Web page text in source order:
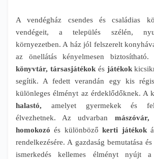
A vendégház csendes és családias
vendégeit, a település szélén,
környezetben. A ház jól felszerelt
az önellátás kényelmesen
könyvtár, társasjátékokés játékok
segítik. A fedett verandán egy kis
különleges élményt az érdeklődőknek. A
halastó, amelyet gyermekek és
élvezhetnek. Az udvarban
homokozó és különböző kerti játékok
rendelkezésére. A gazdaság bemutatása
ismerkedés kellemes élményt nyújt